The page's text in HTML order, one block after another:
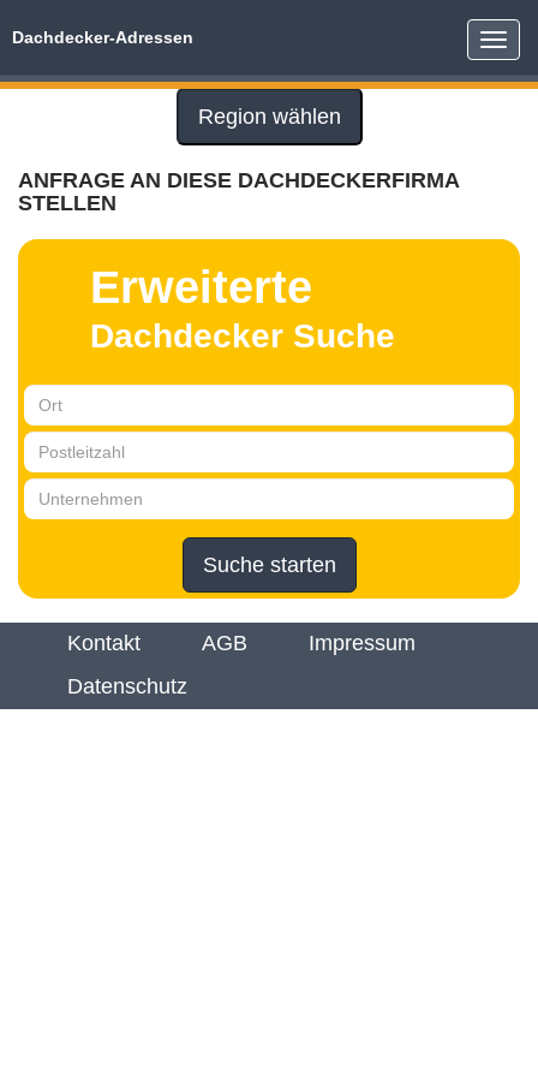
Toggle
Dachdecker-Adressen
Region wählen
ANFRAGE AN DIESE DACHDECKERFIRMA
STELLEN
Erweiterte
Dachdecker Suche
Suche starten
Kontakt AGB
Impressum
Datenschutz